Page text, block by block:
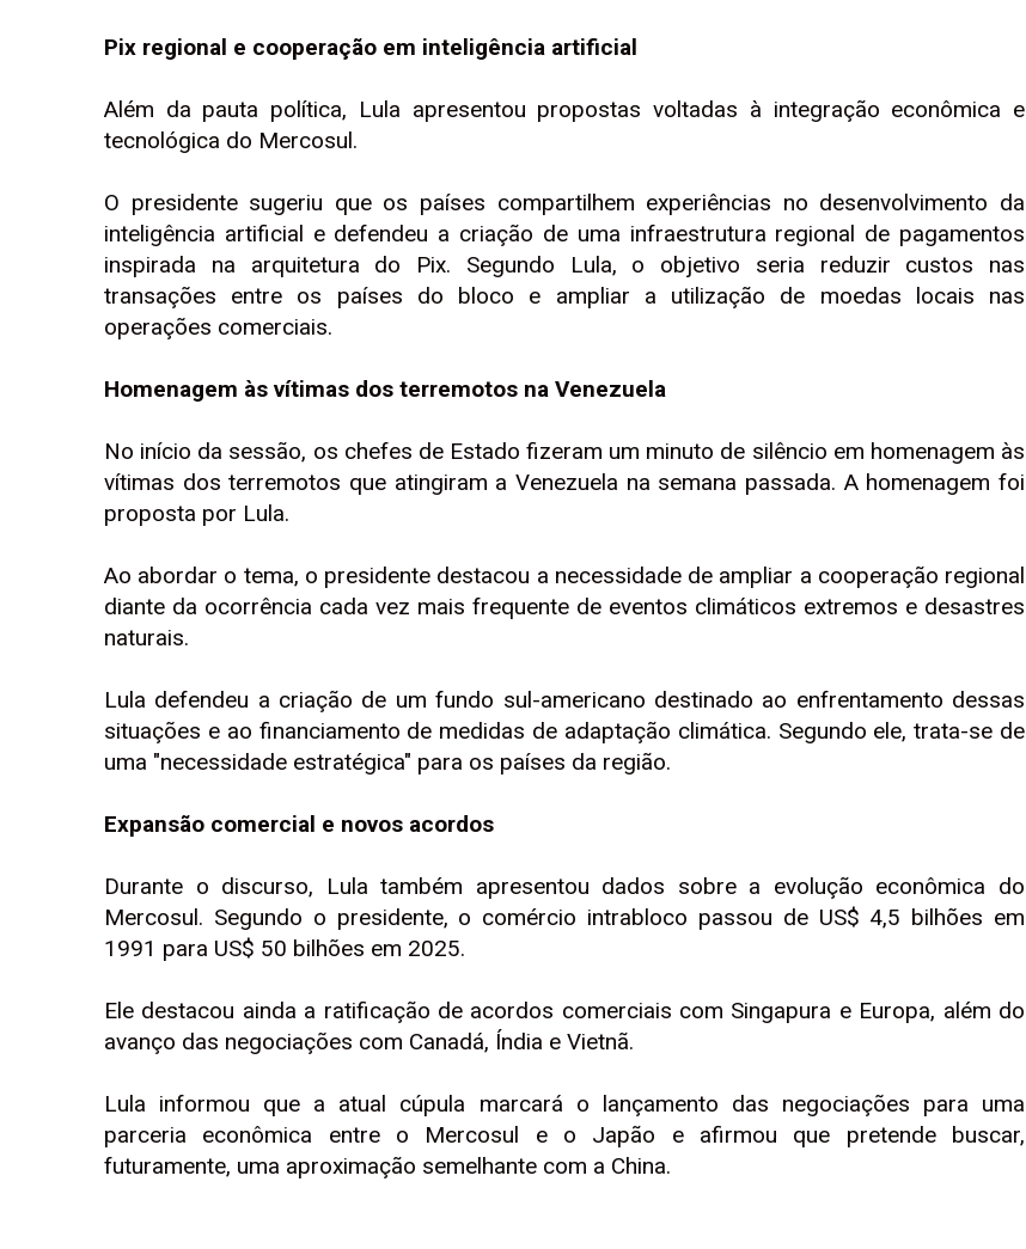
Pix regional e cooperação em inteligência artificial
Além da pauta política, Lula apresentou propostas voltadas à integração econômica e
tecnológica do Mercosul.
O presidente sugeriu que os países compartilhem experiências no desenvolvimento da
inteligência artificial e defendeu a criação de uma infraestrutura regional de pagamentos
inspirada na arquitetura do Pix. Segundo Lula, o objetivo seria reduzir custos nas
transações entre os países do bloco e ampliar a utilização de moedas locais nas
operações comerciais.
Homenagem às vítimas dos terremotos na Venezuela
No início da sessão, os chefes de Estado fizeram um minuto de silêncio em homenagem às
vítimas dos terremotos que atingiram a Venezuela na semana passada. A homenagem foi
proposta por Lula.
Ao abordar o tema, o presidente destacou a necessidade de ampliar a cooperação regional
diante da ocorrência cada vez mais frequente de eventos climáticos extremos e desastres
naturais.
Lula defendeu a criação de um fundo sul-americano destinado ao enfrentamento dessas
situações e ao financiamento de medidas de adaptação climática. Segundo ele, trata-se de
uma "necessidade estratégica" para os países da região.
Expansão comercial e novos acordos
Durante o discurso, Lula também apresentou dados sobre a evolução econômica do
Mercosul. Segundo o presidente, o comércio intrabloco passou de US$ 4,5 bilhões em
1991 para US$ 50 bilhões em 2025.
Ele destacou ainda a ratificação de acordos comerciais com Singapura e Europa, além do
avanço das negociações com Canadá, Índia e Vietnã.
Lula informou que a atual cúpula marcará o lançamento das negociações para uma
parceria econômica entre o Mercosul e o Japão e afirmou que pretende buscar,
futuramente, uma aproximação semelhante com a China.